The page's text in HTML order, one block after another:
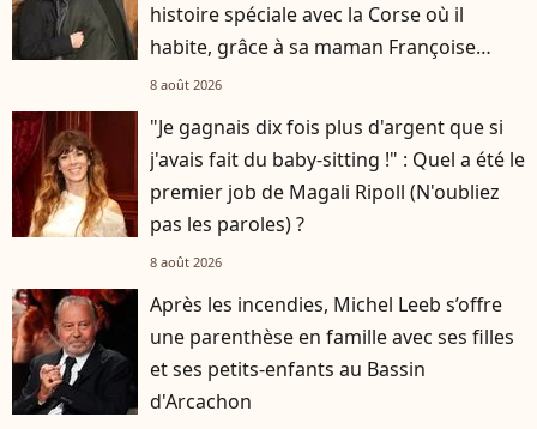
histoire spéciale avec la Corse où il
habite, grâce à sa maman Françoise
Hardy
8 août 2026
"Je gagnais dix fois plus d'argent que si
j'avais fait du baby-sitting !" : Quel a été le
premier job de Magali Ripoll (N'oubliez
pas les paroles) ?
8 août 2026
Après les incendies, Michel Leeb s’offre
une parenthèse en famille avec ses filles
et ses petits-enfants au Bassin
d'Arcachon